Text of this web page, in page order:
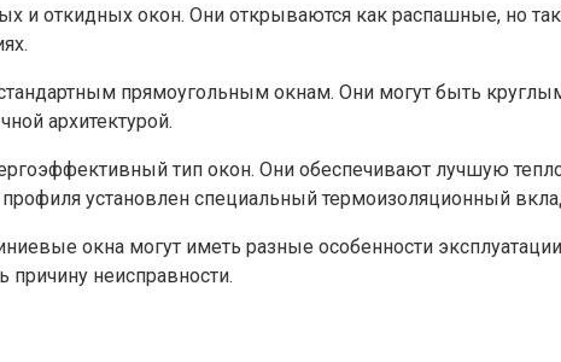
и откидных окон. Они открываются как распашные, но
стандартным прямоугольным окнам. Они могут быть
архитектурой.
тип окон. Они обеспечивают лучшую
установлен специальный термоизоляционный
окна могут иметь разные особенности
причину неисправности.